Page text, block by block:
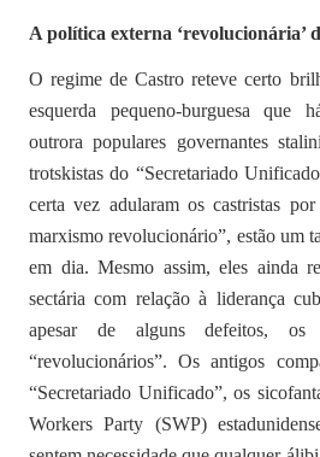
A política externa ‘revolucionária’
O regime de Castro reteve certo
esquerda pequeno-burguesa que
outrora populares governantes
trotskistas do “Secretariado
certa vez adularam os castristas
marxismo revolucionário”, estão um
em dia. Mesmo assim, eles ainda
sectária com relação à liderança
apesar de alguns defeitos, os
“revolucionários”. Os antigos
“Secretariado Unificado”, os
Workers Party (SWP)